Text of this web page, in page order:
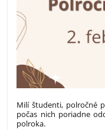
Milí študenti, polročné
počas nich poriadne
polroka.